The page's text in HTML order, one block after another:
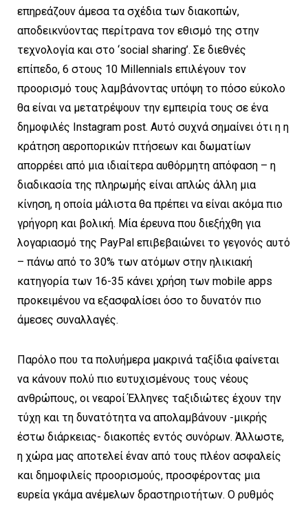
επηρεάζουν άμεσα τα σχέδια των διακοπών,
αποδεικνύοντας περίτρανα τον εθισμό της στην
τεχνολογία και στο ‘social sharing’. Σε διεθνές
επίπεδο, 6 στους 10 Millennials επιλέγουν τον
προορισμό τους λαμβάνοντας υπόψη το πόσο εύκολο
θα είναι να μετατρέψουν την εμπειρία τους σε ένα
δημοφιλές Instagram post. Αυτό συχνά σημαίνει ότι η η
κράτηση αεροπορικών πτήσεων και δωματίων
απορρέει από μια ιδιαίτερα αυθόρμητη απόφαση – η
διαδικασία της πληρωμής είναι απλώς άλλη μια
κίνηση, η οποία μάλιστα θα πρέπει να είναι ακόμα πιο
γρήγορη και βολική. Μία έρευνα που διεξήχθη για
λογαριασμό της PayPal επιβεβαιώνει το γεγονός αυτό
– πάνω από το 30% των ατόμων στην ηλικιακή
κατηγορία των 16-35 κάνει χρήση των mobile apps
προκειμένου να εξασφαλίσει όσο το δυνατόν πιο
άμεσες συναλλαγές.
Παρόλο που τα πολυήμερα μακρινά ταξίδια φαίνεται
να κάνουν πολύ πιο ευτυχισμένους τους νέους
ανθρώπους, οι νεαροί Έλληνες ταξιδιώτες έχουν την
τύχη και τη δυνατότητα να απολαμβάνουν -μικρής
έστω διάρκειας- διακοπές εντός συνόρων. Άλλωστε,
η χώρα μας αποτελεί έναν από τους πλέον ασφαλείς
και δημοφιλείς προορισμούς, προσφέροντας μια
ευρεία γκάμα ανέμελων δραστηριοτήτων. Ο ρυθμός